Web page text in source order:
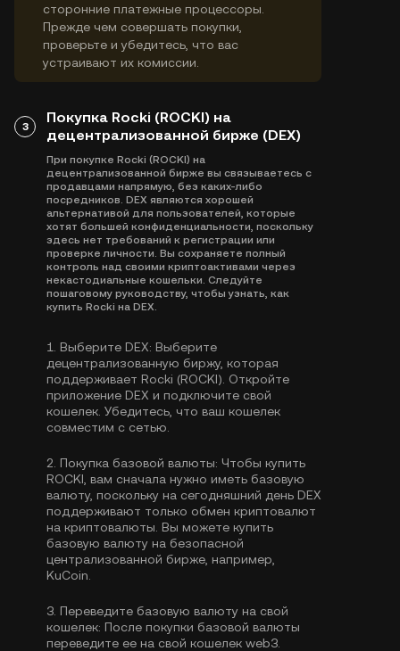
сторонние платежные процессоры.
Прежде чем совершать покупки,
проверьте и убедитесь, что вас
устраивают их комиссии.
3
Покупка Rocki (ROCKI) на
децентрализованной бирже (DEX)
При покупке Rocki (ROCKI) на
децентрализованной бирже вы связываетесь с
продавцами напрямую, без каких-либо
посредников. DEX являются хорошей
альтернативой для пользователей, которые
хотят большей конфиденциальности, поскольку
здесь нет требований к регистрации или
проверке личности. Вы сохраняете полный
контроль над своими криптоактивами через
некастодиальные кошельки. Следуйте
пошаговому руководству, чтобы узнать, как
купить Rocki на DEX.
1. Выберите DEX: Выберите
децентрализованную биржу, которая
поддерживает Rocki (ROCKI). Откройте
приложение DEX и подключите свой
кошелек. Убедитесь, что ваш кошелек
совместим с сетью.
2. Покупка базовой валюты: Чтобы купить
ROCKI, вам сначала нужно иметь базовую
валюту, поскольку на сегодняшний день DEX
поддерживают только обмен криптовалют
на криптовалюты. Вы можете купить
базовую валюту на безопасной
централизованной бирже, например,
KuCoin.
3. Переведите базовую валюту на свой
кошелек: После покупки базовой валюты
переведите ее на свой кошелек web3.